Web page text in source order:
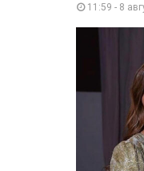
11:59 - 8